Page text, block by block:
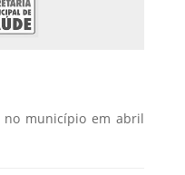
no município em abril